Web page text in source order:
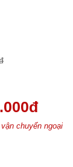
chuyển ngoại